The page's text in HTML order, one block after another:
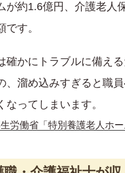
が約1.6億円、介護老人
です。
確かにトラブルに備え
、溜め込みすぎると職員
なってしまいます。
生労働省「特別養護老人ホ